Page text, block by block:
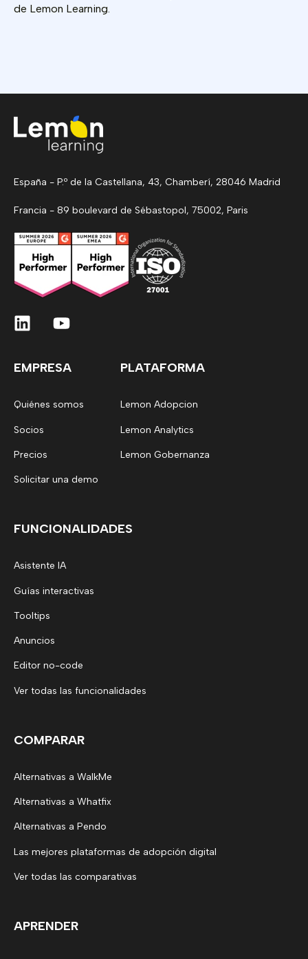
de Lemon Learning.
España - P.º de la Castellana, 43, Chamberí, 28046 Madrid
Francia - 89 boulevard de Sébastopol, 75002, Paris
EMPRESA
Quiénes somos
Socios
Precios
Solicitar una demo
PLATAFORMA
Lemon Adopcion
Lemon Analytics
Lemon Gobernanza
FUNCIONALIDADES
Asistente IA
Guías interactivas
Tooltips
Anuncios
Editor no-code
Ver todas las funcionalidades
COMPARAR
Alternativas a WalkMe
Alternativas a Whatfix
Alternativas a Pendo
Las mejores plataformas de adopción digital
Ver todas las comparativas
APRENDER